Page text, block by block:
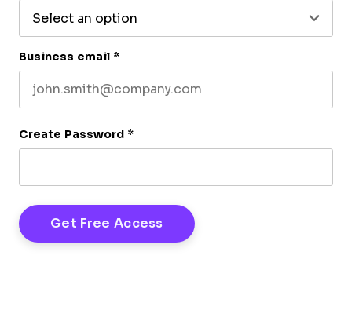
Business email *
Create Password *